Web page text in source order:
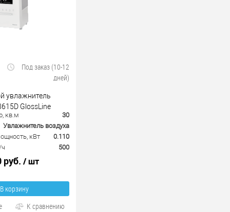
Под заказ (10-12
дней)
увлажнитель
GlossLine
кв.м
30
Увлажнитель воздуха
кВт
0.110
500
руб. / шт
В корзину
К сравнению